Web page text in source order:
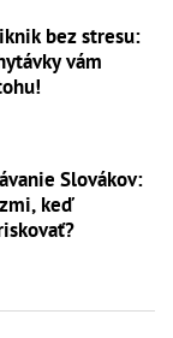
bez stresu:
vám
Slovákov:
keď